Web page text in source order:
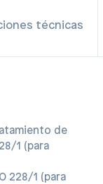
técnicas
de
1 (para
228/1 (para